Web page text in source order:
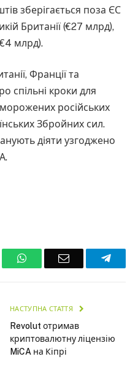
зберігається поза ЄС
Британії (€27 млрд),
млрд).
Франції та
спільні кроки для
російських
Збройних сил.
діяти узгоджено
WhatsAppEmail
НАСТУПНА СТАТТЯ
Revolut отримав
криптовалютну ліцензію
MiCA на Кіпрі